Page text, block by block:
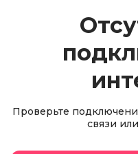
Проверьте
связи